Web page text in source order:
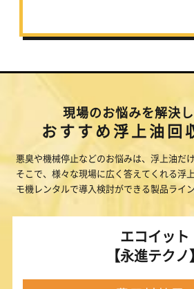
現場のお悩みを解決
おすすめ浮上油回
悪臭や機械停止などのお悩みは、浮上油だ
そこで、様々な現場に広く答えてくれる浮
モ機レンタルで導入検討ができる製品ライ
エコイット
【永進テクノ】